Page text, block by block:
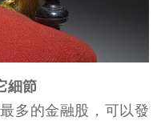
細節
多的金融股，可以發